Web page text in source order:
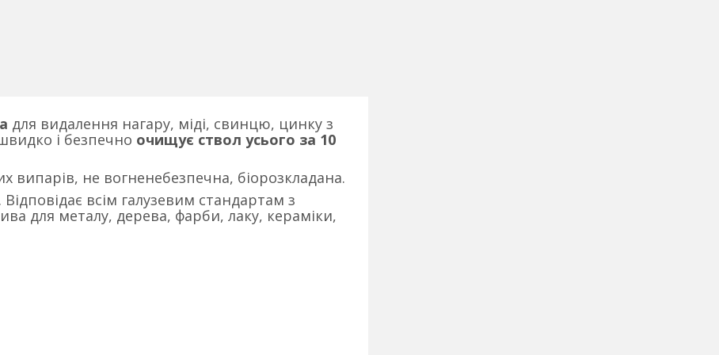
для видалення нагару, міді, свинцю, цинку з
і безпечно очищує ствол усього за 10
випарів, не вогненебезпечна, біорозкладана.
всім галузевим стандартам з
для металу, дерева, фарби, лаку, кераміки,